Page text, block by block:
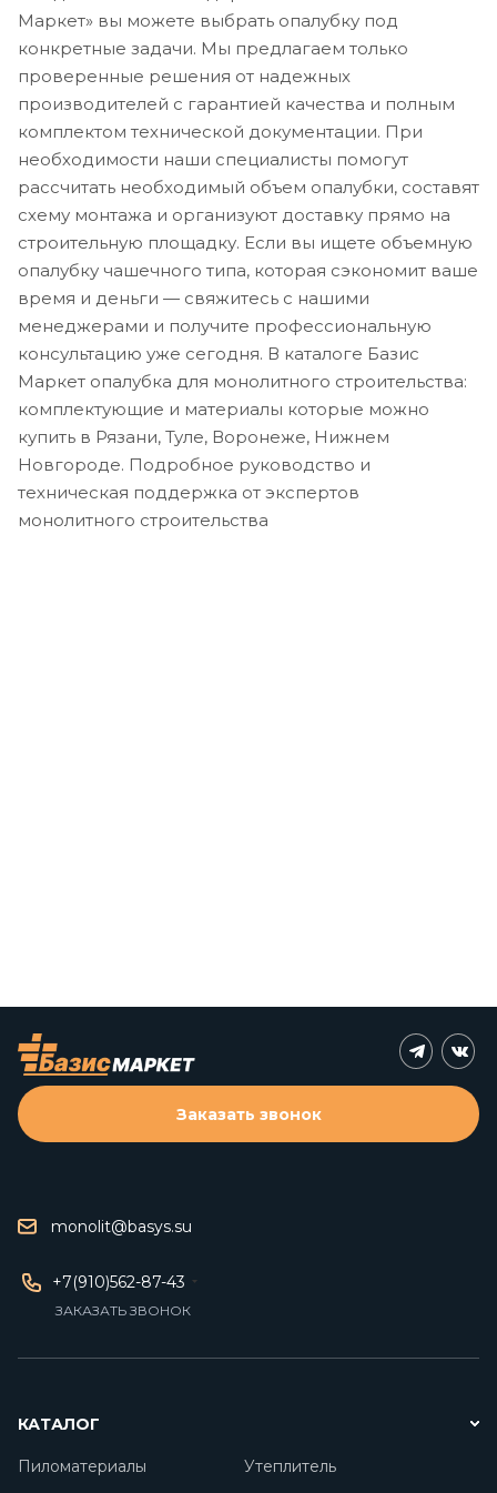
Маркет» вы можете выбрать опалубку под
конкретные задачи. Мы предлагаем только
проверенные решения от надежных
производителей с гарантией качества и полным
комплектом технической документации. При
необходимости наши специалисты помогут
рассчитать необходимый объем опалубки, составят
схему монтажа и организуют доставку прямо на
строительную площадку. Если вы ищете объемную
опалубку чашечного типа, которая сэкономит ваше
время и деньги — свяжитесь с нашими
менеджерами и получите профессиональную
консультацию уже сегодня. В каталоге Базис
Маркет опалубка для монолитного строительства:
комплектующие и материалы которые можно
купить в Рязани, Туле, Воронеже, Нижнем
Новгороде. Подробное руководство и
техническая поддержка от экспертов
монолитного строительства
monolit@basys.su
+7(910)562-87-43
ЗАКАЗАТЬ ЗВОНОК
Заказать звонок
КАТАЛОГ
Пиломатериалы
Утеплитель